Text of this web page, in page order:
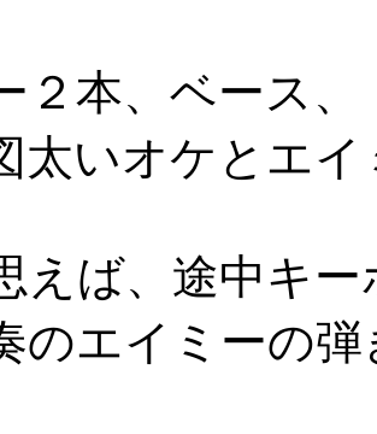
２本、ベース
太いオケとエ
えば、途中キ
のエイミーの